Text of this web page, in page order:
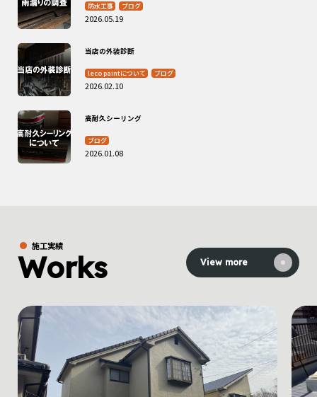
防水工事 ブログ
2026.05.19
当店の外装診断
leco paintについて ブログ
2026.02.10
高耐久シーリング
ブログ
2026.01.08
施工実績
Works View more